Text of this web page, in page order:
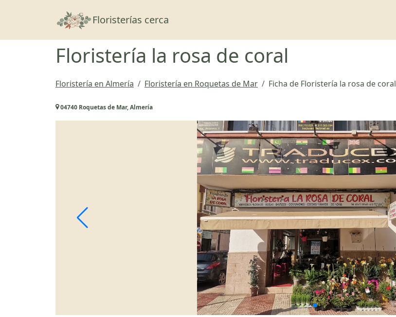
Floristerías cerca
Floristería la rosa de coral
Floristería en Almería Floristería en Roquetas de Mar Ficha de Floristería la rosa de coral
04740 Roquetas de Mar, Almería